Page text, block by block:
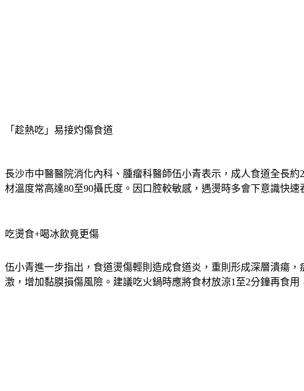
「趁熱吃」易接灼傷食道
長沙市中醫醫院消化內科、腫瘤科醫師伍小青表示，成人食道全長
材溫度常高達80至90攝氏度。因口腔較敏感，遇燙時多會下意識快速
吃燙食+喝冰飲竟更傷
伍小青進一步指出，食道燙傷輕則造成食道炎，重則形成深層潰瘍
激，增加黏膜損傷風險。建議吃火鍋時應將食材放涼1至2分鐘再食